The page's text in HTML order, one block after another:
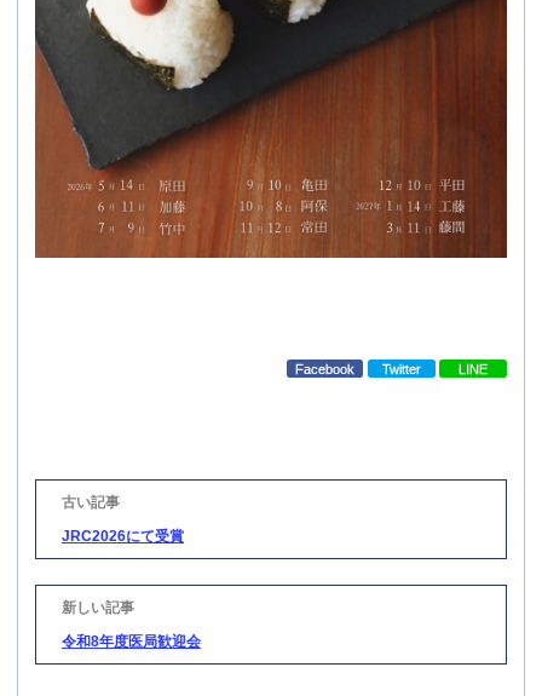
Facebook Twitter LINE
投
ゲ
シ
JRC2026にて受賞
令和8年度医局歓迎会